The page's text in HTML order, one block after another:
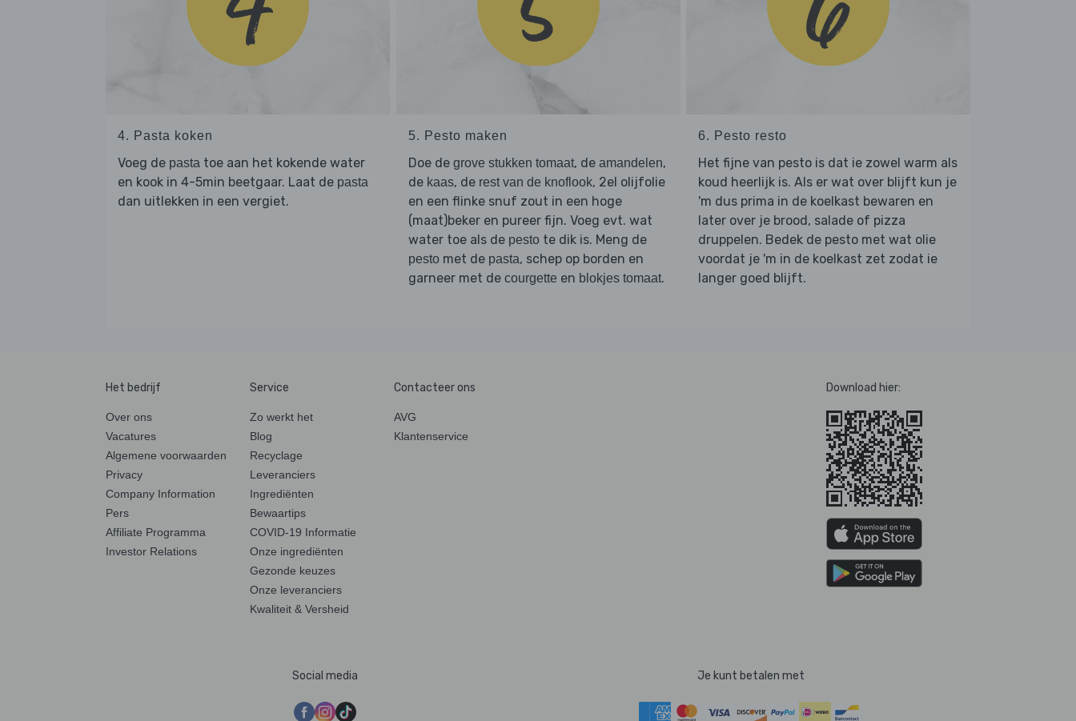
4. Pasta koken
Voeg de pasta toe aan het kokende water
en kook in 4-5min beetgaar. Laat de pasta
dan uitlekken in een vergiet.
5. Pesto maken
Doe de grove stukken tomaat, de amandelen,
de kaas, de rest van de knoflook, 2el olijfolie
en een flinke snuf zout in een hoge
(maat)beker en pureer fijn. Voeg evt. wat
water toe als de pestote dik is. Meng de
pestomet de pasta, schep op borden en
garneer met de courgette en blokjes tomaat.
6. Pesto resto
Het fijne van pesto is dat ie zowel warm als
koud heerlijk is. Als er wat over blijft kun je
'm dus prima in de koelkast bewaren en
later over je brood, salade of pizza
druppelen. Bedek de pesto met wat olie
voordat je 'm in de koelkast zet zodat ie
langer goed blijft.
Het bedrijf
Over ons
Vacatures
Algemene voorwaarden
Privacy
Company Information
Pers
Affiliate Programma
Investor Relations
Service
Zo werkt het
Blog
Recyclage
Leveranciers
Ingrediënten
Bewaartips
COVID-19 Informatie
Onze ingrediënten
Gezonde keuzes
Onze leveranciers
Kwaliteit & Versheid
Contacteer ons
AVG
Klantenservice
Download hier:
Social media Je kunt betalen met